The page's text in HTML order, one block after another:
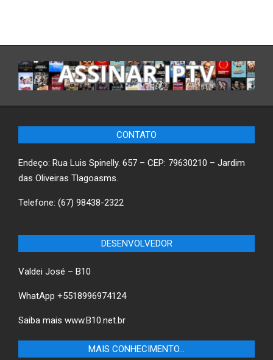
CONTATO
Endeço: Rua Luis Spinelly. 657 – CEP: 79630210 – Jardim
das Oliveiras Tlagoasms.
Telefone: (67) 98438-2322
DESENVOLVEDOR
Valdei José – B10
WhatApp +5518996974124
Saiba mais www.B10.net.br
MAIS CONHECIMENTO…